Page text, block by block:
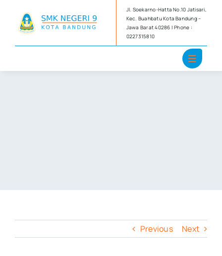
content
Jl. Soekarno-Hatta No.10 Jatisari,
Kec. Buahbatu Kota Bandung –
Jawa Barat 40286 | Phone :
0227315810
Previous Next